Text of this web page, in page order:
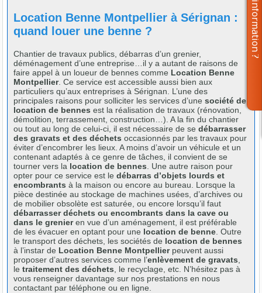
Location Benne Montpellier à Sérignan :
quand louer une benne ?
Chantier de travaux publics, débarras d’un grenier,
déménagement d’une entreprise…il y a autant de raisons de
faire appel à un loueur de bennes comme Location Benne
Montpellier. Ce service est accessible aussi bien aux
particuliers qu’aux entreprises à Sérignan. L’une des
principales raisons pour solliciter les services d’unesociété de
location de bennes est la réalisation de travaux (rénovation,
démolition, terrassement, construction…). A la fin du chantier
ou tout au long de celui-ci, il est nécessaire de sedébarrasser
des gravats et des déchets occasionnés par les travaux pour
éviter d’encombrer les lieux. A moins d’avoir un véhicule et un
contenant adaptés à ce genre de tâches, il convient de se
tourner vers la location de bennes . Une autre raison pour
opter pour ce service est ledébarras d’objets lourds et
encombrants à la maison ou encore au bureau. Lorsque la
pièce destinée au stockage de machines usées, d’archives ou
de mobilier obsolète est saturée, ou encore lorsqu’il faut
débarrasser déchets ou encombrants dans la cave ou
dans le grenieren vue d’un aménagement, il est préférable
de les évacuer en optant pour une location de benne . Outre
le transport des déchets, les sociétés de location de bennes
à l’instar de Location Benne Montpellierpeuvent aussi
proposer d’autres services comme l’enlèvement de gravats
letraitement des déchets , le recyclage, etc. N’hésitez pas à
vous renseigner davantage sur nos prestations en nous
contactant par téléphone ou en ligne.